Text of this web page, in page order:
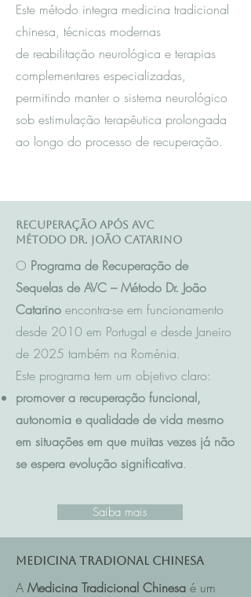
Este método integra medicina tradicional
chinesa, técnicas modernas
de reabilitação neurológica e terapias
complementares especializadas,
permitindo manter o sistema neurológico
sob estimulação terapêutica prolongada
ao longo do processo de recuperação.
Recuperação após AVC
Método Dr. João Catarino
O Programa de Recuperação de
Sequelas de AVC – Método Dr. João
Catarino encontra-se em funcionamento
desde 2010 em Portugal e desde Janeiro
de 2025 também na Roménia.
Este programa tem um objetivo claro:
promover a recuperação funcional,
autonomia e qualidade de vida mesmo
em situações em que muitas vezes já não
se espera evolução significativa.
Saiba mais
Medicina Tradional Chinesa
A Medicina Tradicional Chinesa é um